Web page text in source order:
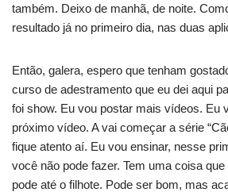
também. Deixo de manhã, de noite.
resultado já no primeiro dia, nas duas
Então, galera, espero que tenham
curso de adestramento que eu dei aqui
foi show. Eu vou postar mais vídeos. Eu
próximo vídeo. A vai começar a série
fique atento aí. Eu vou ensinar, nesse
você não pode fazer. Tem uma coisa
pode até o filhote. Pode ser bom, mas